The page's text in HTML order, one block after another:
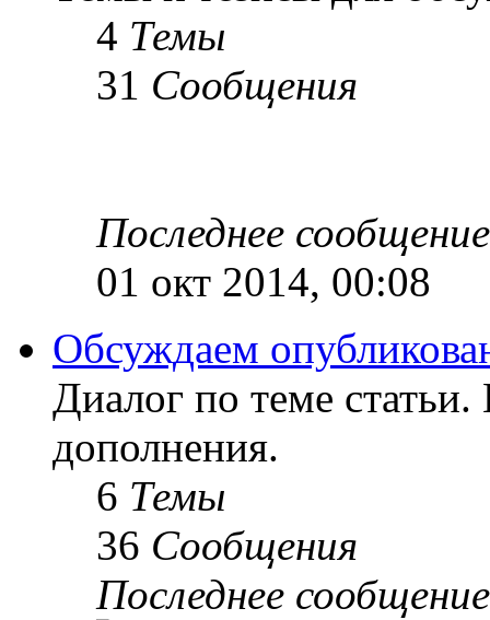
4 Темы
31 Сообщения
Последнее сообщение
01 окт 2014, 00:08
Обсуждаем
Диалог по теме
дополнения.
6 Темы
36 Сообщения
Последнее сообщение